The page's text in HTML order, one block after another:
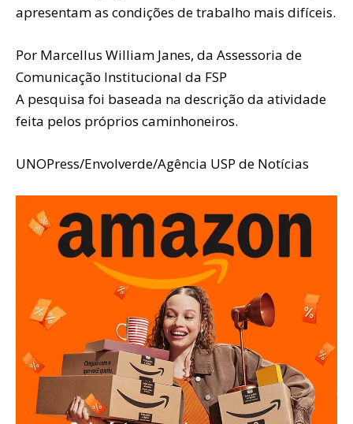
apresentam as condições de trabalho mais difíceis.
Por Marcellus William Janes, da Assessoria de
Comunicação Institucional da FSP
A pesquisa foi baseada na descrição da atividade
feita pelos próprios caminhoneiros.
UNOPress/Envolverde/Agência USP de Notícias